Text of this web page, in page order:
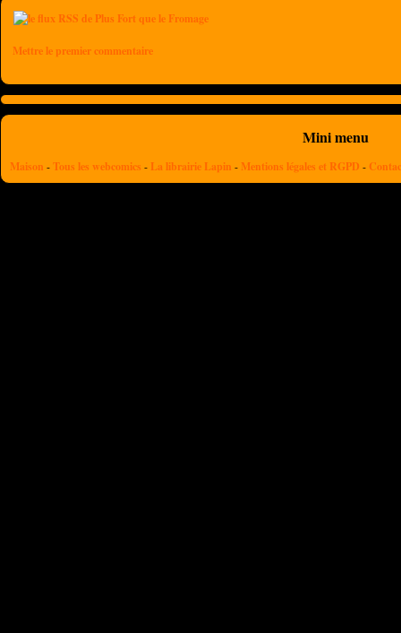
Mettre le premier commentaire
Mini menu
Maison -Tous les webcomics - La librairie Lapin - Mentions légales et RGPD -